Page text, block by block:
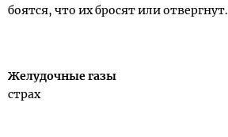
боятся, что их бросят или отвергнут.
Желудочные газы
страх